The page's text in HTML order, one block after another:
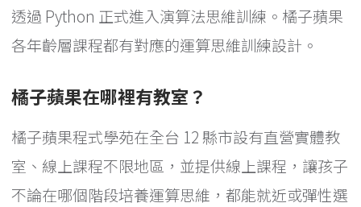
透過 Python 正式進入演算法思維訓練。橘子蘋果
各年齡層課程都有對應的運算思維訓練設計。
橘子蘋果在哪裡有教室？
橘子蘋果程式學苑在全台 12 縣市設有直營實體教
室、線上課程不限地區，並提供線上課程，讓孩子
不論在哪個階段培養運算思維，都能就近或彈性選